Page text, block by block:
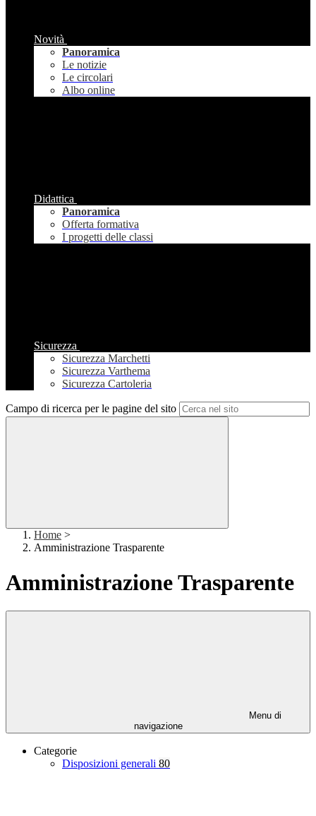
Novità
Panoramica
Le notizie
Le circolari
Albo online
Didattica
Panoramica
Offerta formativa
I progetti delle classi
Sicurezza
Sicurezza Marchetti
Sicurezza Varthema
Sicurezza Cartoleria
Campo di ricerca per le pagine del sito
Home >
Amministrazione Trasparente
Amministrazione Trasparente
Menu di
navigazione
Categorie
Disposizioni generali 80